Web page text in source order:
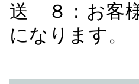
送 ８：お客
になります。